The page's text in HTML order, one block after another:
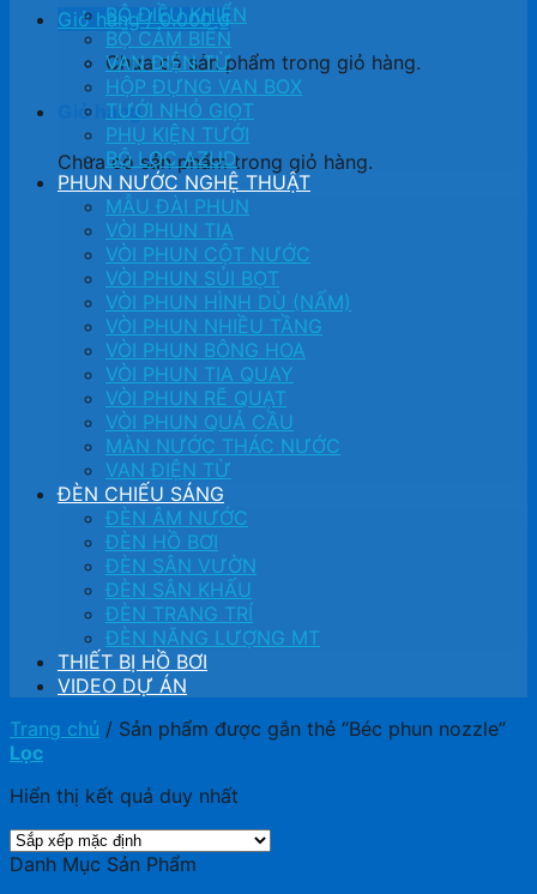
Giỏ hàng /0.000₫
Chưa có sản phẩm trong giỏ hàng.
Giỏ hàng
Chưa có sản phẩm trong giỏ hàng.
BỘ ĐIỀU KHIỂN
BỘ CẢM BIẾN
VAN ĐIỆN TỪ
HỘP ĐỰNG VAN BOX
TƯỚI NHỎ GIỌT
PHỤ KIỆN TƯỚI
BỘ LỌC AZUD
PHUN NƯỚC NGHỆ THUẬT
MẪU ĐÀI PHUN
VÒI PHUN TIA
VÒI PHUN CỘT NƯỚC
VÒI PHUN SỦI BỌT
VÒI PHUN HÌNH DÙ (NẤM)
VÒI PHUN NHIỀU TẦNG
VÒI PHUN BÔNG HOA
VÒI PHUN TIA QUAY
VÒI PHUN RẼ QUẠT
VÒI PHUN QUẢ CẦU
MÀN NƯỚC THÁC NƯỚC
VAN ĐIỆN TỪ
ĐÈN CHIẾU SÁNG
ĐÈN ÂM NƯỚC
ĐÈN HỒ BƠI
ĐÈN SÂN VƯỜN
ĐÈN SÂN KHẤU
ĐÈN TRANG TRÍ
ĐÈN NĂNG LƯỢNG MT
THIẾT BỊ HỒ BƠI
VIDEO DỰ ÁN
Trang chủ / Sản phẩm được gắn thẻ “Béc phun nozzle”
Lọc
Hiển thị kết quả duy nhất
Danh Mục Sản Phẩm